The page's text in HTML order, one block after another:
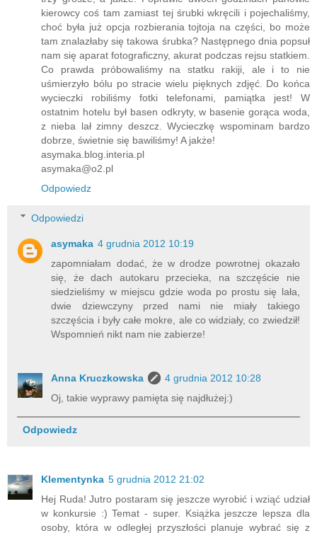
trzy grosze, a jakże! Poprawie dwóch godzinach panowie
kierowcy coś tam zamiast tej śrubki wkręcili i pojechaliśmy,
choć była już opcja rozbierania tojtoja na części, bo może
tam znalazłaby się takowa śrubka? Następnego dnia popsuł
nam się aparat fotograficzny, akurat podczas rejsu statkiem.
Co prawda próbowaliśmy na statku rakiji, ale i to nie
uśmierzyło bólu po stracie wielu pięknych zdjęć. Do końca
wycieczki robiliśmy fotki telefonami, pamiątka jest! W
ostatnim hotelu był basen odkryty, w basenie gorąca woda,
z nieba lał zimny deszcz. Wycieczkę wspominam bardzo
dobrze, świetnie się bawiliśmy! A jakże!
asymaka.blog.interia.pl
4 grudnia 2012 10:19
zapomniałam dodać, że w drodze powrotnej okazało
się, że dach autokaru przecieka, na szczęście nie
siedzieliśmy w miejscu gdzie woda po prostu się lała,
dwie dziewczyny przed nami nie miały takiego
szczęścia i były całe mokre, ale co widziały, co zwiedził!
4 grudnia 2012 10:28
Hej Ruda! Jutro postaram się jeszcze wyrobić i wziąć udział
w konkursie :) Temat - super. Książka jeszcze lepsza dla